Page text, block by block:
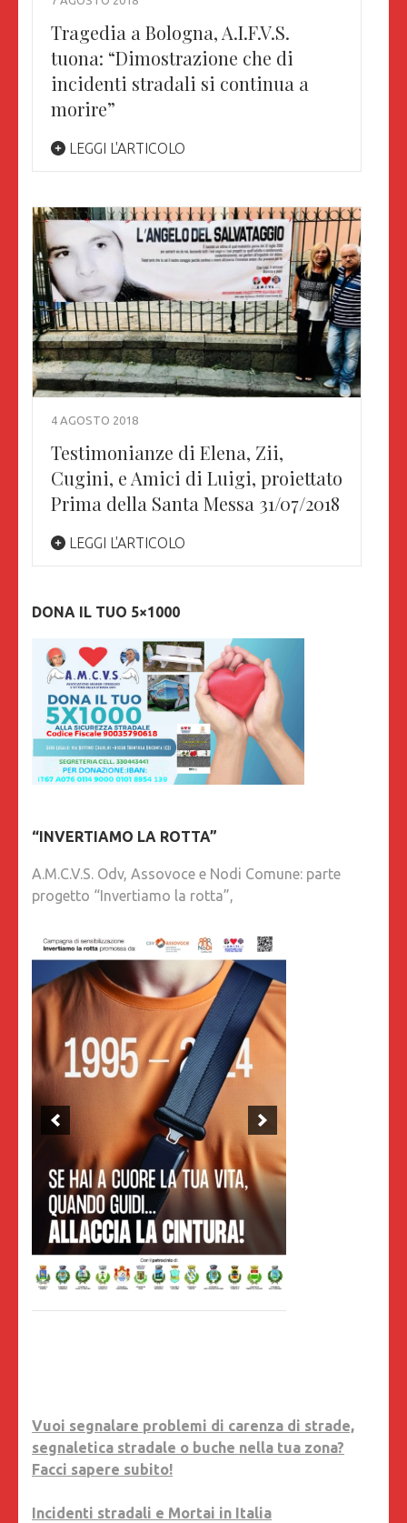
Tragedia a Bologna, A.I.F.V.S.
tuona: “Dimostrazione che di
incidenti stradali si continua a
morire”
LEGGI L'ARTICOLO
4 AGOSTO 2018
Testimonianze di Elena, Zii,
Cugini, e Amici di Luigi, proiettato
Prima della Santa Messa 31/07/2018
LEGGI L'ARTICOLO
DONA IL TUO 5×1000
“INVERTIAMO LA ROTTA”
A.M.C.V.S. Odv, Assovoce e Nodi Comune: parte
progetto “Invertiamo la rotta”,
Vuoi segnalare problemi di carenza di strade,
segnaletica stradale o buche nella tua zona?
Facci sapere subito!
Incidenti stradali e Mortai in Italia